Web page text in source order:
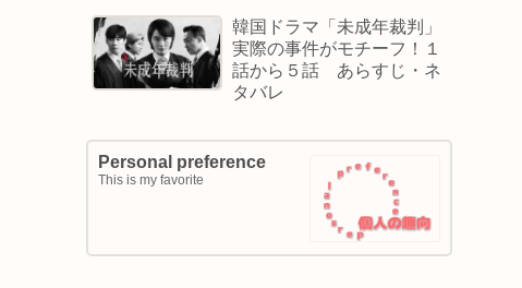
韓国ドラマ「未成年裁判」
実際の事件がモチーフ！１
話から５話 あらすじ・ネ
タバレ
Personal preference
This is my favorite